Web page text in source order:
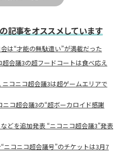
記事をオススメしています
は“才能の無駄遣い”が満載だった
会議3の超フードコートは食べ応え
コニコ超会議3は超ゲームエリアで
コ超会議3の“超ボーカロイド感謝
どを追加発表 “ニコニコ超会議3”発表
ニコニコ超会議号”のチケットは3月7